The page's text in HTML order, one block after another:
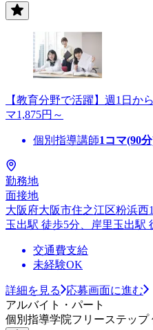
【教育分野で活躍】週1日か
マ1,875円～
個別指導講師1コマ(90
勤務地
面接地
大阪府大阪市住之江区粉浜西
玉出駅 徒歩5分、岸里玉出駅
交通費支給
未経験OK
詳細を見る
応募画面に進む
アルバイト・パート
個別指導学院フリーステップ